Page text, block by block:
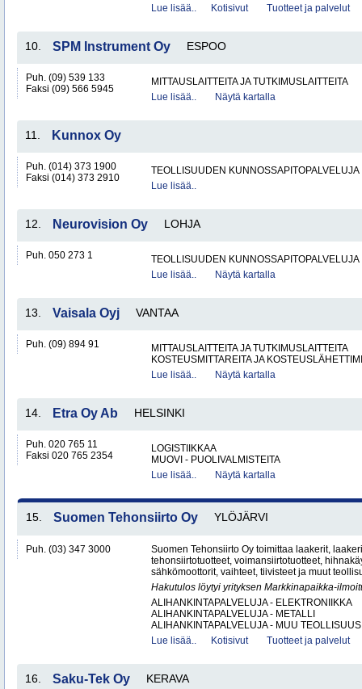
Lue lisää..
Kotisivut Tuotteet ja palvelut
10. SPM Instrument Oy ESPOO
Puh. (09) 539 133
Faksi (09) 566 5945
MITTAUSLAITTEITA JA TUTKIMUSLAITTEITA
Lue lisää..
Näytä kartalla
11. Kunnox Oy
Puh. (014) 373 1900
Faksi (014) 373 2910
TEOLLISUUDEN KUNNOSSAPITOPALVELUJA
Lue lisää..
12. Neurovision Oy LOHJA
Puh. 050 273 1
TEOLLISUUDEN KUNNOSSAPITOPALVELUJA
Lue lisää..
Näytä kartalla
13. Vaisala Oyj VANTAA
Puh. (09) 894 91
MITTAUSLAITTEITA JA TUTKIMUSLAITTEITA
KOSTEUSMITTAREITA JA
Lue lisää..
Näytä kartalla
14. Etra Oy Ab HELSINKI
Puh. 020 765 11
Faksi 020 765 2354
LOGISTIIKKAA
MUOVI - PUOLIVALMISTEITA
Lue lisää..
Näytä kartalla
15. Suomen Tehonsiirto Oy YLÖJÄRVI
Puh. (03) 347 3000
Suomen Tehonsiirto Oy toimittaa laakerit,
tehonsiirtotuotteet, voimansiirtotuotteet,
sähkömoottorit, vaihteet, tiivisteet ja muut
Hakutulos löytyi yrityksen Markkinapaikka-
ALIHANKINTAPALVELUJA - ELEKTRONIIKKA
ALIHANKINTAPALVELUJA - METALLI
ALIHANKINTAPALVELUJA - MUU
Lue lisää..
Kotisivut Tuotteet ja palvelut
16. Saku-Tek Oy KERAVA